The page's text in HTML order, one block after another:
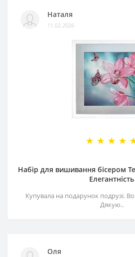
Наталя
11.02.2026
Набір для вишивання бісером
Елегантність
Купувала на подарунок подрузі.
Дякую..
Оля